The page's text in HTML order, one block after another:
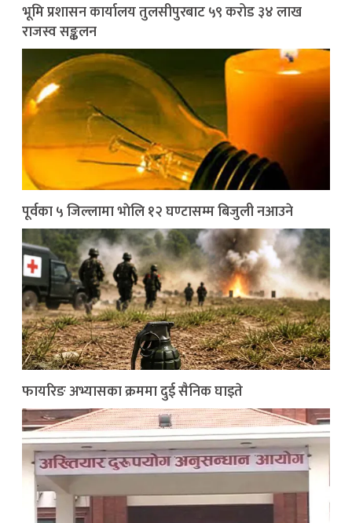
भूमि प्रशासन कार्यालय तुलसीपुरबाट ५९ करोड ३४ लाख
राजस्व सङ्कलन
पूर्वका ५ जिल्लामा भाेलि १२ घण्टासम्म बिजुली नआउने
फायरिङ अभ्यासका क्रममा दुई सैनिक घाइते